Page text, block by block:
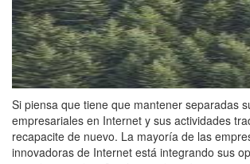
Si piensa que tiene que mantener separadas
empresariales en Internet y sus actividades
recapacite de nuevo. La mayoría de las
innovadoras de Internet está integrando sus